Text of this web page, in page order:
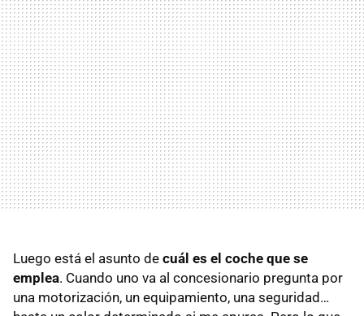
Luego está el asunto de cuál es el coche que se
emplea. Cuando uno va al concesionario pregunta por
una motorización, un equipamiento, una seguridad…